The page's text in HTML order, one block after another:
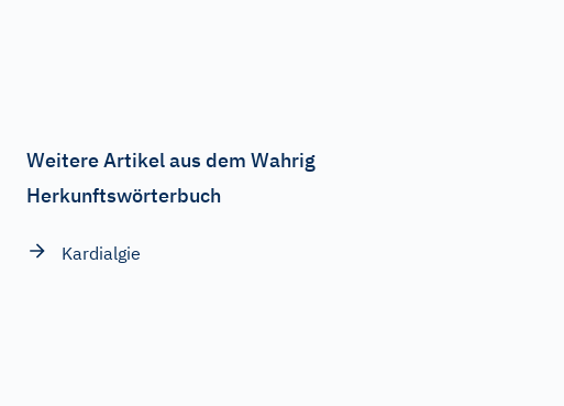
Weitere Artikel aus dem Wahrig
Herkunftswörterbuch
Kardialgie